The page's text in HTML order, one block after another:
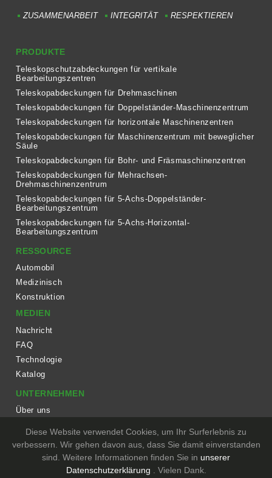
ZUSAMMENARBEIT INTEGRITÄT RESPEKTIEREN
PRODUKTE
Teleskopschutzabdeckungen für vertikale
Bearbeitungszentren
Teleskopabdeckungen für Drehmaschinen
Teleskopabdeckungen für Doppelständer-Maschinenzentrum
Teleskopabdeckungen für horizontale Maschinenzentren
Teleskopabdeckungen für Maschinenzentrum mit beweglicher
Säule
Teleskopabdeckungen für Bohr- und Fräsmaschinenzentren
Teleskopabdeckungen für Mehrachsen-
Drehmaschinenzentrum
Teleskopabdeckungen für 5-Achs-Doppelständer-
Bearbeitungszentrum
Teleskopabdeckungen für 5-Achs-Horizontal-
Bearbeitungszentrum
RESSOURCE
Automobil
Medizinisch
Konstruktion
MEDIEN
Nachricht
FAQ
Technologie
Katalog
UNTERNEHMEN
Über uns
Ausrüstung
KONTAKT
Diese Website verwendet Cookies, um Ihr Surferlebnis zu
verbessern. Wir gehen davon aus, dass Sie damit einverstanden
sind. Weitere Informationen finden Sie in unserer
Datenschutzerklärung . Vielen Dank.